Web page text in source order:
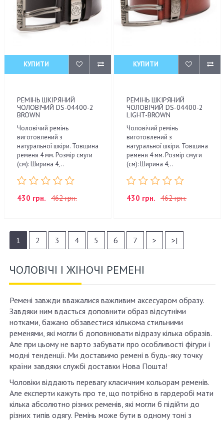
КУПИТИ
РЕМІНЬ ШКІРЯНИЙ
ЧОЛОВІЧИЙ DS-04400-2
BROWN
Чоловічий ремінь
виготовлений з
натуральної шкіри. Товщина
ременя 4 мм. Розмір смуги
(см): Ширина 4,..
430 грн. 462 грн.
КУПИТИ
РЕМІНЬ ШКІРЯНИЙ
ЧОЛОВІЧИЙ DS-04400-2
LIGHT-BROWN
Чоловічий ремінь
виготовлений з
натуральної шкіри. Товщина
ременя 4 мм. Розмір смуги
(см): Ширина 4,..
430 грн. 462 грн.
1 2 3 4 5 6 7 > >|
ЧОЛОВІЧІ І ЖІНОЧІ РЕМЕНІ
Ремені завжди вважалися важливим аксесуаром образу.
Завдяки ним вдасться доповнити образ відсутніми
нотками, бажано обзавестися кількома стильними
ременями, які могли б доповнювати відразу кілька образів.
Але при цьому не варто забувати про особливості фігури і
модні тенденції. Ми доставимо ремені в будь-яку точку
країни завдяки службі доставки Нова Пошта!
Чоловіки віддають перевагу класичним кольорам ременів.
Але експерти кажуть про те, що потрібно в гардеробі мати
кілька абсолютно різних ременів, які могли б підійти до
різних типів одягу. Ремінь може бути в одному тоні з